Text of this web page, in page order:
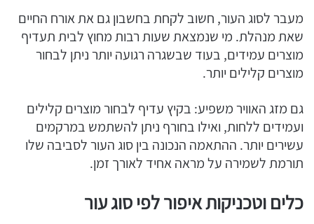
מעבר לסוג העור, חשוב לקחת בחשבון גם את אורח החיים
שאת מנהלת. מי שנמצאת שעות רבות מחוץ לבית תעדיף
מוצרים עמידים, בעוד שבשגרה רגועה יותר ניתן לבחור
מוצרים קלילים יותר.
גם מזג האוויר משפיע: בקיץ עדיף לבחור מוצרים קלילים
ועמידים ללחות, ואילו בחורף ניתן להשתמש במרקמים
עשירים יותר. ההתאמה הנכונה בין סוג העור לסביבה שלו
תורמת לשמירה על מראה אחיד לאורך זמן.
כלים וטכניקות איפור לפי סוג עור